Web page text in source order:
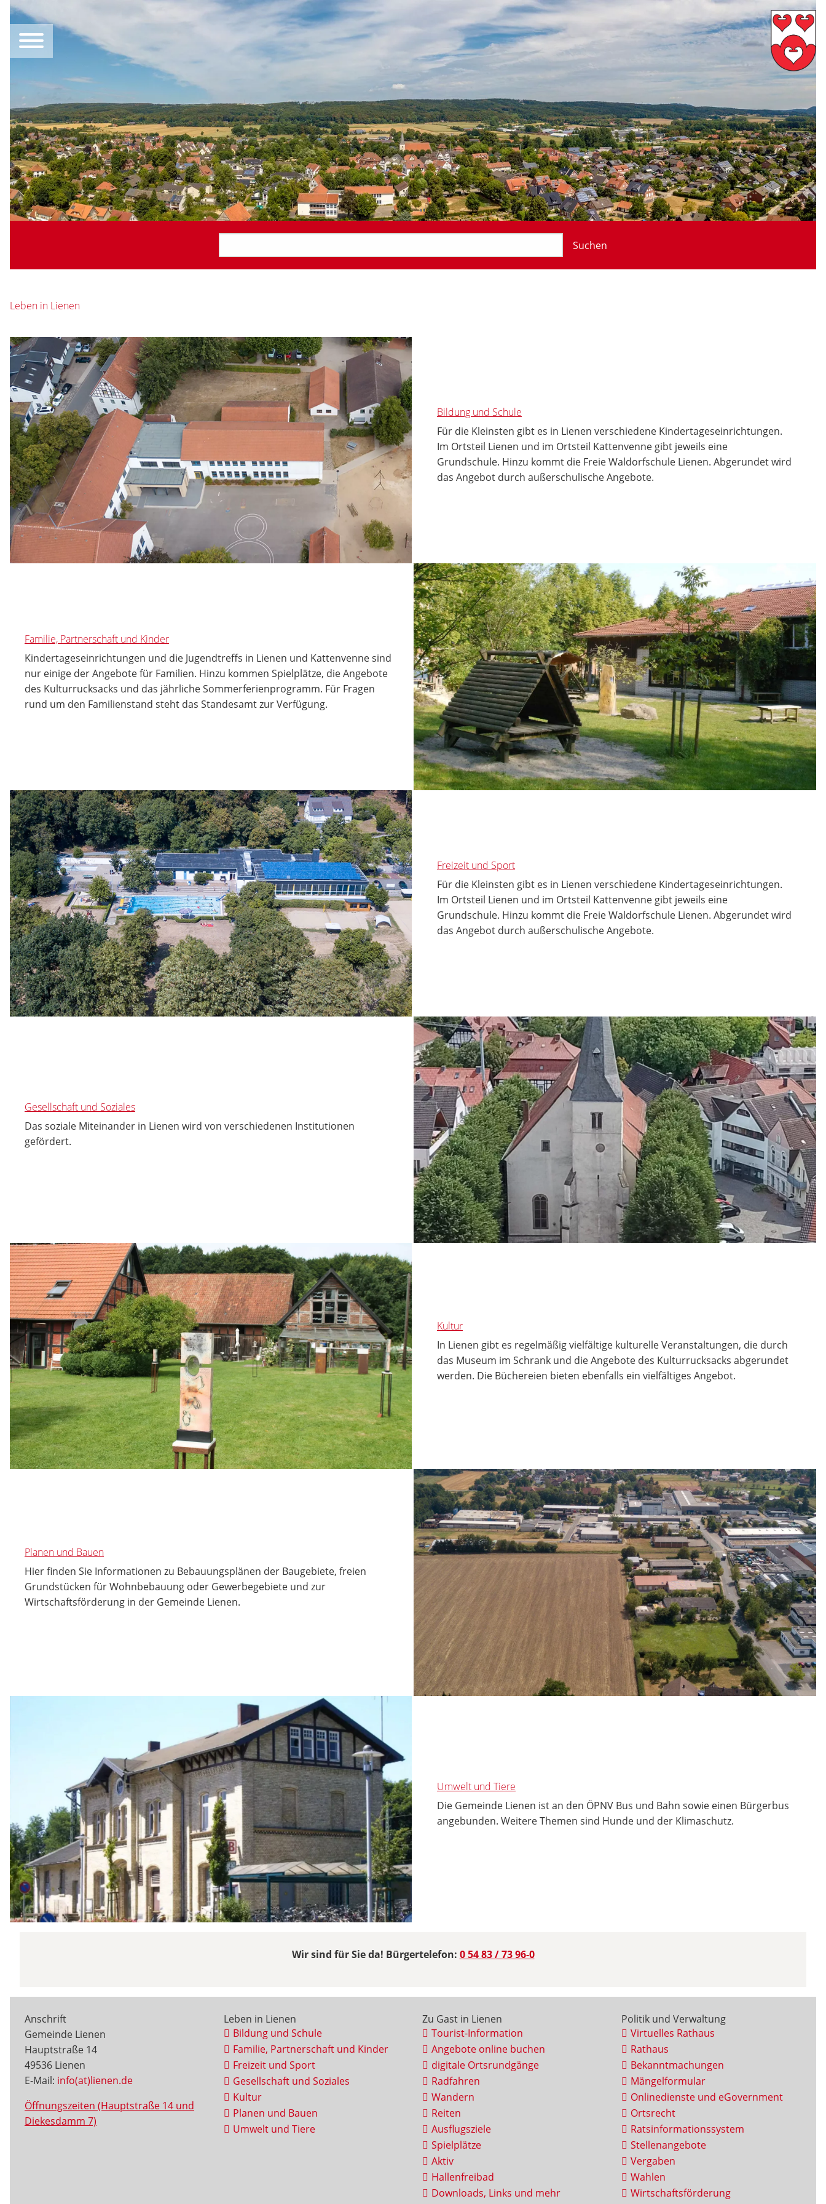
Suchen
Leben in Lienen
Bildung und Schule
Für die Kleinsten gibt es in Lienen verschiedene Kindertageseinrichtungen.
Im Ortsteil Lienen und im Ortsteil Kattenvenne gibt jeweils eine
Grundschule. Hinzu kommt die Freie Waldorfschule Lienen. Abgerundet wird
das Angebot durch außerschulische Angebote.
Familie, Partnerschaft und Kinder
Kindertageseinrichtungen und die Jugendtreffs in Lienen und Kattenvenne sind
nur einige der Angebote für Familien. Hinzu kommen Spielplätze, die Angebote
des Kulturrucksacks und das jährliche Sommerferienprogramm. Für Fragen
rund um den Familienstand steht das Standesamt zur Verfügung.
Freizeit und Sport
Für die Kleinsten gibt es in Lienen verschiedene Kindertageseinrichtungen.
Im Ortsteil Lienen und im Ortsteil Kattenvenne gibt jeweils eine
Grundschule. Hinzu kommt die Freie Waldorfschule Lienen. Abgerundet wird
das Angebot durch außerschulische Angebote.
Gesellschaft und Soziales
Das soziale Miteinander in Lienen wird von verschiedenen Institutionen
gefördert.
Kultur
In Lienen gibt es regelmäßig vielfältige kulturelle Veranstaltungen, die durch
das Museum im Schrank und die Angebote des Kulturrucksacks abgerundet
werden. Die Büchereien bieten ebenfalls ein vielfältiges Angebot.
Planen und Bauen
Hier finden Sie Informationen zu Bebauungsplänen der Baugebiete, freien
Grundstücken für Wohnbebauung oder Gewerbegebiete und zur
Wirtschaftsförderung in der Gemeinde Lienen.
Umwelt und Tiere
Die Gemeinde Lienen ist an den ÖPNV Bus und Bahn sowie einen Bürgerbus
angebunden. Weitere Themen sind Hunde und der Klimaschutz.
Wir sind für Sie da! Bürgertelefon: 0 54 83 / 73 96-0
Anschrift
Gemeinde Lienen
Hauptstraße 14
49536 Lienen
E-Mail: info(at)lienen.de
Öffnungszeiten (Hauptstraße 14 und
Diekesdamm 7)
Leben in Lienen
Bildung und Schule
Familie, Partnerschaft und Kinder
Freizeit und Sport
Gesellschaft und Soziales
Kultur
Planen und Bauen
Umwelt und Tiere
Zu Gast in Lienen
Tourist-Information
Angebote online buchen
digitale Ortsrundgänge
Radfahren
Wandern
Reiten
Ausflugsziele
Spielplätze
Aktiv
Hallenfreibad
Downloads, Links und mehr
Politik und Verwaltung
Virtuelles Rathaus
Rathaus
Bekanntmachungen
Mängelformular
Onlinedienste und eGovernment
Ortsrecht
Ratsinformationssystem
Stellenangebote
Vergaben
Wahlen
Wirtschaftsförderung